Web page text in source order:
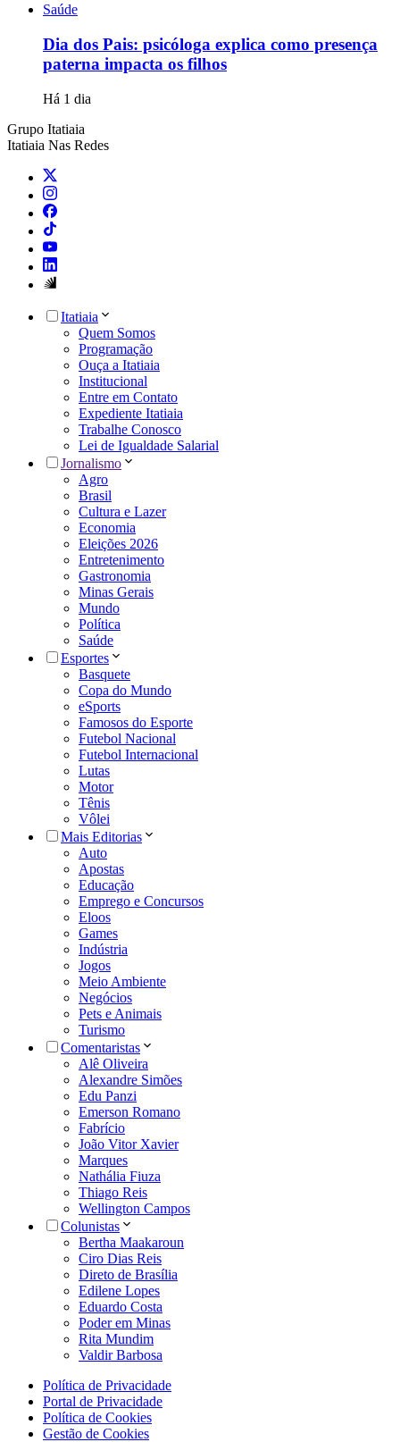
Saúde
Dia dos Pais: psicóloga explica como presença
paterna impacta os filhos
Há 1 dia
Grupo Itatiaia
Itatiaia Nas Redes
Itatiaia
Quem Somos
Programação
Ouça a Itatiaia
Institucional
Entre em Contato
Expediente Itatiaia
Trabalhe Conosco
Lei de Igualdade Salarial
Jornalismo
Agro
Brasil
Cultura e Lazer
Economia
Eleições 2026
Entretenimento
Gastronomia
Minas Gerais
Mundo
Política
Saúde
Esportes
Basquete
Copa do Mundo
eSports
Famosos do Esporte
Futebol Nacional
Futebol Internacional
Lutas
Motor
Tênis
Vôlei
Mais Editorias
Auto
Apostas
Educação
Emprego e Concursos
Eloos
Games
Indústria
Jogos
Meio Ambiente
Negócios
Pets e Animais
Turismo
Comentaristas
Alê Oliveira
Alexandre Simões
Edu Panzi
Emerson Romano
Fabrício
João Vitor Xavier
Marques
Nathália Fiuza
Thiago Reis
Wellington Campos
Colunistas
Bertha Maakaroun
Ciro Dias Reis
Direto de Brasília
Edilene Lopes
Eduardo Costa
Poder em Minas
Rita Mundim
Valdir Barbosa
Política de Privacidade
Portal de Privacidade
Política de Cookies
Gestão de Cookies